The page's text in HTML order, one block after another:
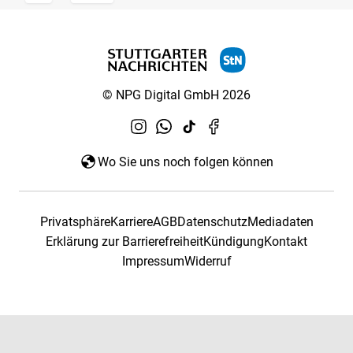
© NPG Digital GmbH 2026
Wo Sie uns noch folgen können
PrivatsphäreKarriereAGBDatenschutzMediadaten
Erklärung zur BarrierefreiheitKündigungKontakt
ImpressumWiderruf